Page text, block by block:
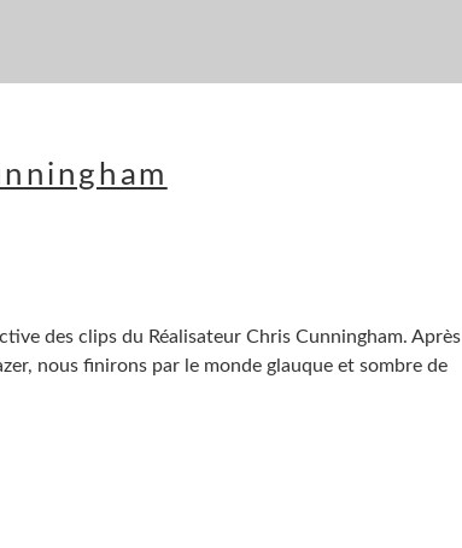
des clips du Réalisateur Chris Cunningham. Après
nous finirons par le monde glauque et sombre de